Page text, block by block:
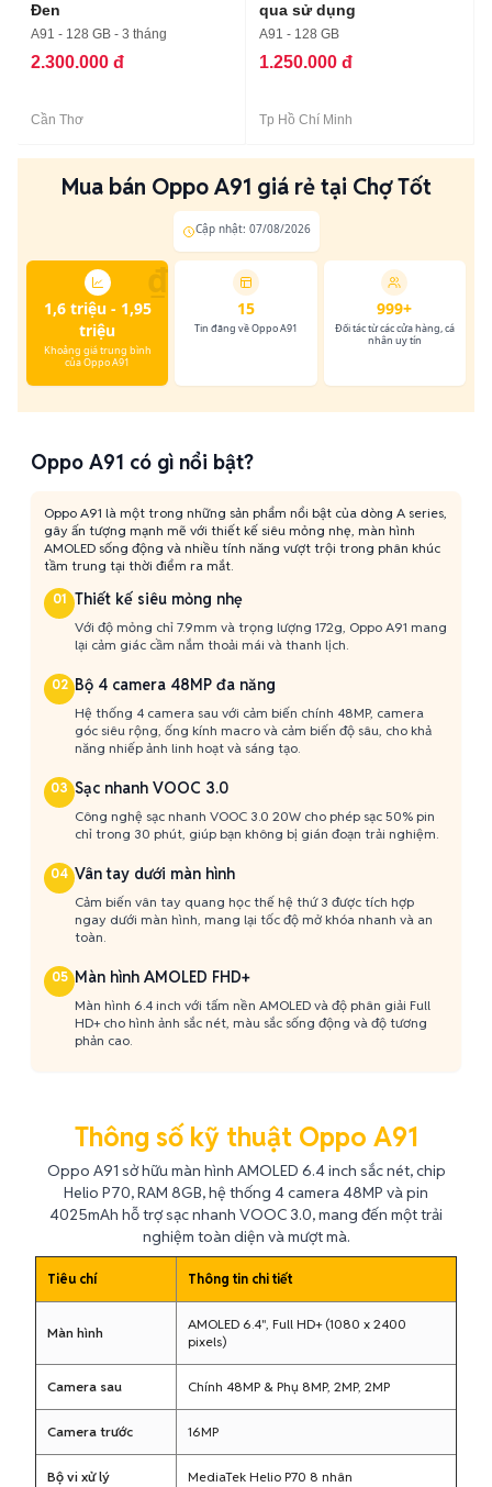
Đen
A91 - 128 GB - 3 tháng
2.300.000 đ
Cần Thơ
qua sử dụng
A91 - 128 GB
1.250.000 đ
Tp Hồ Chí Minh
Mua bán Oppo A91 giá rẻ tại Chợ Tốt
Cập nhật: 07/08/2026
₫
1,6 triệu - 1,95
triệu
Khoảng giá trung bình
của Oppo A91
15
Tin đăng về Oppo A91
999+
Đối tác từ các cửa hàng, cá
nhân uy tín
Oppo A91 có gì nổi bật?
Oppo A91 là một trong những sản phẩm nổi bật của dòng A series,
gây ấn tượng mạnh mẽ với thiết kế siêu mỏng nhẹ, màn hình
AMOLED sống động và nhiều tính năng vượt trội trong phân khúc
tầm trung tại thời điểm ra mắt.
01 Thiết kế siêu mỏng nhẹ
Với độ mỏng chỉ 7.9mm và trọng lượng 172g, Oppo A91 mang
lại cảm giác cầm nắm thoải mái và thanh lịch.
02 Bộ 4 camera 48MP đa năng
Hệ thống 4 camera sau với cảm biến chính 48MP, camera
góc siêu rộng, ống kính macro và cảm biến độ sâu, cho khả
năng nhiếp ảnh linh hoạt và sáng tạo.
03 Sạc nhanh VOOC 3.0
Công nghệ sạc nhanh VOOC 3.0 20W cho phép sạc 50% pin
chỉ trong 30 phút, giúp bạn không bị gián đoạn trải nghiệm.
04 Vân tay dưới màn hình
Cảm biến vân tay quang học thế hệ thứ 3 được tích hợp
ngay dưới màn hình, mang lại tốc độ mở khóa nhanh và an
toàn.
05 Màn hình AMOLED FHD+
Màn hình 6.4 inch với tấm nền AMOLED và độ phân giải Full
HD+ cho hình ảnh sắc nét, màu sắc sống động và độ tương
phản cao.
Thông số kỹ thuật Oppo A91
Oppo A91 sở hữu màn hình AMOLED 6.4 inch sắc nét, chip
Helio P70, RAM 8GB, hệ thống 4 camera 48MP và pin
4025mAh hỗ trợ sạc nhanh VOOC 3.0, mang đến một trải
nghiệm toàn diện và mượt mà.
Tiêu chí Thông tin chi tiết
Màn hình
AMOLED 6.4", Full HD+ (1080 x 2400
pixels)
Camera sau Chính 48MP & Phụ 8MP, 2MP, 2MP
Camera trước 16MP
Bộ vi xử lý MediaTek Helio P70 8 nhân